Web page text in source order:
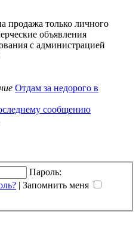
продажа только личного
объявления
с администрацией
Отдам за недорого в
сообщению
Пароль:
| Запомнить меня